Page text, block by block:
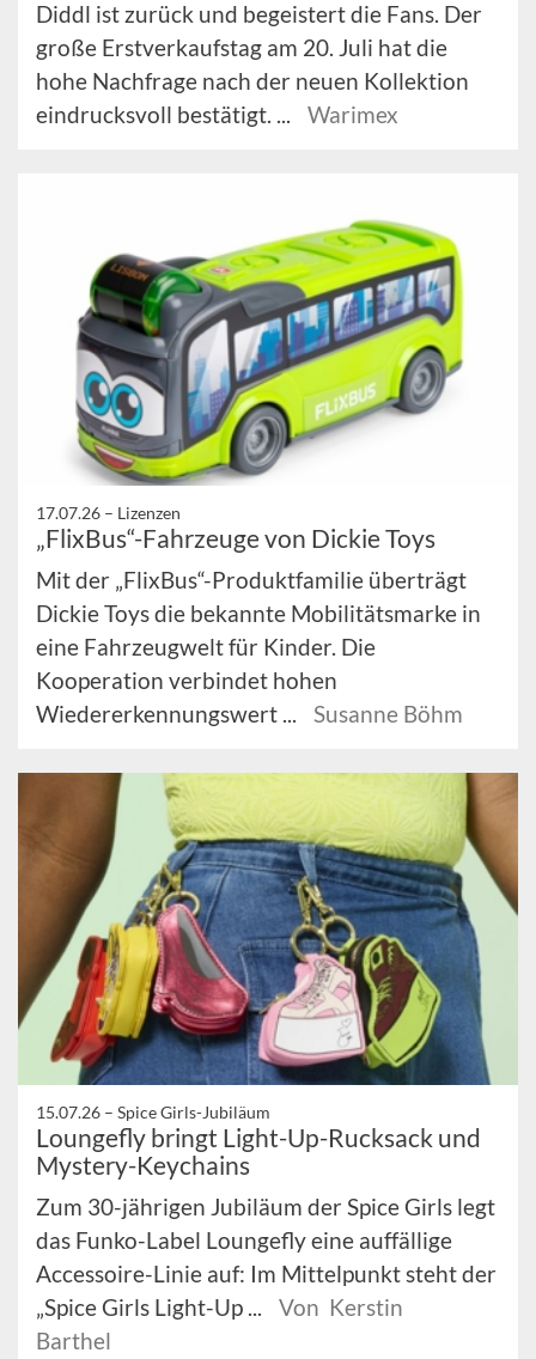
Diddl ist zurück und begeistert die Fans. Der
große Erstverkaufstag am 20. Juli hat die
hohe Nachfrage nach der neuen Kollektion
eindrucksvoll bestätigt. ...
Warimex
17.07.26 – Lizenzen
„FlixBus“-Fahrzeuge von Dickie Toys
Mit der „FlixBus“-Produktfamilie überträgt
Dickie Toys die bekannte Mobilitätsmarke in
eine Fahrzeugwelt für Kinder. Die
Kooperation verbindet hohen
Wiedererkennungswert ...
Susanne Böhm
15.07.26 – Spice Girls-Jubiläum
Loungefly bringt Light-Up-Rucksack und
Mystery-Keychains
Zum 30-jährigen Jubiläum der Spice Girls legt
das Funko-Label Loungefly eine auffällige
Accessoire-Linie auf: Im Mittelpunkt steht der
„Spice Girls Light-Up ...
Von Kerstin
Barthel